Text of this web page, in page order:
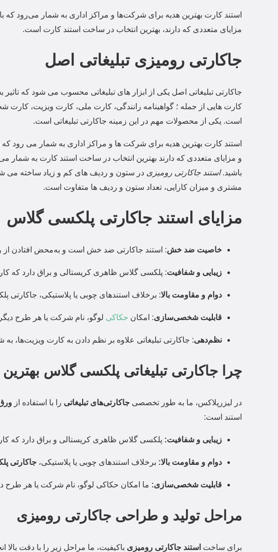
استند کارت بهترین هدیه برای شرکت‌ها و مراکز اداری به شمار می‌رود
مزایای متعددی که دارند، بهترین انتخاب در ساخت استند کارت است.
جاکارتی رومیزی تبلیغاتی اصل
جاکارتی تبلیغاتی اصل یکی از ابزار های تبلیغاتی محسوب می شود که
کارت هایی از جمله ؛ گواهینامه رانندگی، کارت ملی، کارت ویزیت،
است. یکی از محصولات مهم در این زمینه جاکارتی تبلیغاتی است.
استند کارت بهترین هدیه برای شرکت ها و مراکز اداری به شمار می رود
و مزایای متعددی که دارند بهترین انتخاب در ساخت استند کارت به شمار
باشید.استند جاکارتی رومیزی در ستون و ردیف های کم و زیاد ساخته
مشتری و میزان کارایی، تعداد ستون و ردیف ها متفاوت است.
مزایای استند جاکارتی پلکسی گلاس
خاصیت ضد خش: استند جاکارتی ضد خش است و به‌محض افتادن از
زیبایی و شفافیت: پلکسی گلاس ظاهری کریستالی و براق دارد که
دوام و مقاومت بالا: برخلاف استندهای چوبی یا پلاستیکی،
قابلیت شخصی‌سازی: امکان حکاکی لوگو، نام شرکت یا هر طرح
نظم‌دهی: جاکارتی تبلیغاتی علاوه بر نظم دادن به کارت ویزیت‌ها،
چرا جاکارتی تبلیغاتی پلکسی گلاس
در لیزرپلاکس، ما به طور تخصصی جاکارتی‌های تبلیغاتی را با استفاده از
استند است:
زیبایی و شفافیت: پلکسی گلاس ظاهری کریستالی و براق دارد که
دوام و مقاومت بالا: برخلاف استندهای چوبی یا پلاستیکی، جاکارتی
قابلیت شخصی‌سازی: ما امکان حکاکی لوگو، نام شرکت یا هر طرح
مراحل تولید و طراحی جاکارتی رومیزی
برای ساخت استند جاکارتی رومیزی باکیفیت، ما مراحل زیر را با دقت بالا